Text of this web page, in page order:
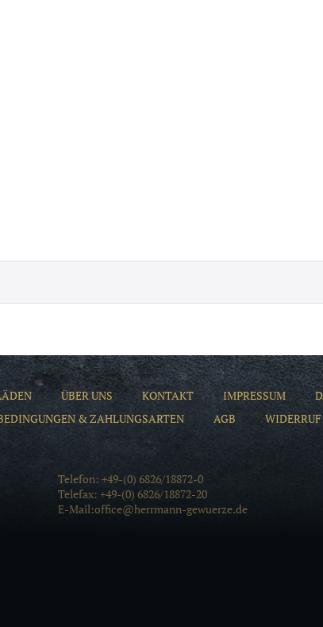
ÜBER UNS KONTAKT IMPRESSUM
& ZAHLUNGSARTEN
AGB WIDERRUF
Telefon: +49-(0) 6826/18872-0
Telefax: +49-(0) 6826/18872-20
E-Mail:office@herrmann-gewuerze.de